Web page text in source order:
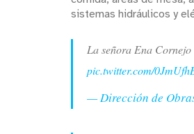
sistemas hidráulicos y
La señora Ena
pic.twitter.com/
— Dirección de